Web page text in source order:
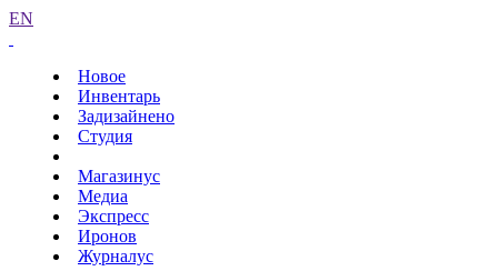
EN
Новое
Инвентарь
Задизайнено
Студия
Магазинус
Медиа
Экспресс
Иронов
Журналус